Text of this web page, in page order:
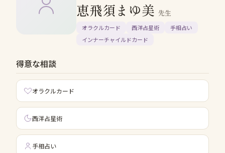
恵飛須まゆ美 先生
オラクルカード 西洋占星術
手相占い
インナーチャイルドカード
得意な相談
オラクルカード
西洋占星術
手相占い